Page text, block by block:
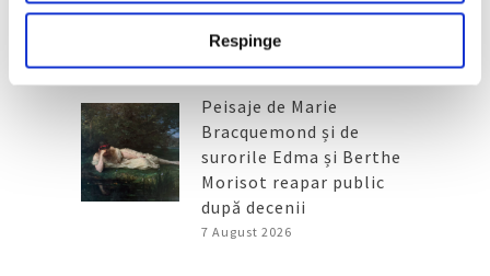
Respinge
Florența, renovare fără
precedent
7 August 2026
Peisaje de Marie
Bracquemond și de
surorile Edma și Berthe
Morisot reapar public
după decenii
7 August 2026